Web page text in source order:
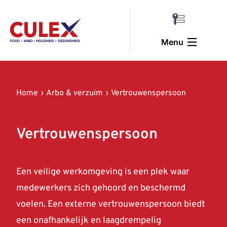
naar
inhoud
Toggle
Menu
Trainingen & veiligheid
Halal training
Over ons
Home Arbo & verzuim Vertrouwenspersoon
Vertrouwenspersoon
Een veilige werkomgeving is een plek waar
medewerkers zich gehoord en beschermd
voelen. Een externe vertrouwenspersoon biedt
een onafhankelijk en laagdrempelig